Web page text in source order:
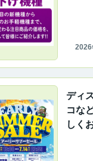
2026
ディ
コな
しく